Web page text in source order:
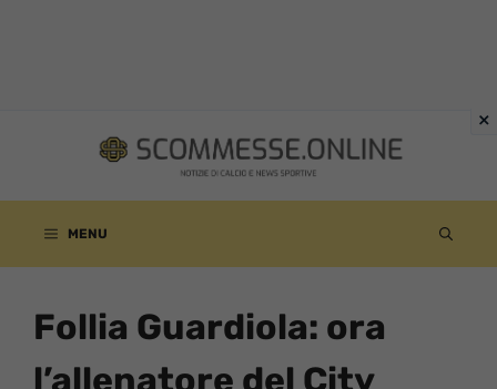
contenuto
MENU
Follia Guardiola: ora
l’allenatore del City